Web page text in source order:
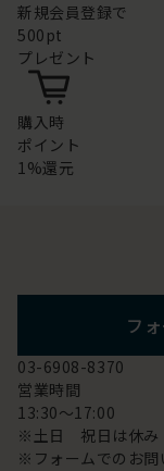
新規会員登録で
500pt
プレゼント
購入時
ポイント
1%還元
フ
03-6908-8370
営業時間
13:30～17:00
※土日 祝日は休み
※フォームでのお問